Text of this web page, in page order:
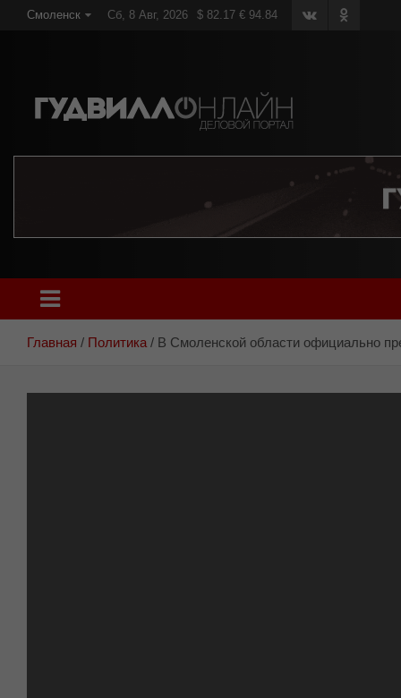
Смоленск Сб, 8 Авг, 2026 $ 82.17 € 94.84
Главная Политика В Смоленской области официально